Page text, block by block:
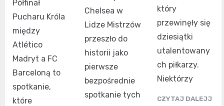
Półfinał
Pucharu Króla
między
Atlético
Madryt a FC
Barceloną to
spotkanie,
które
Chelsea w
Lidze Mistrzów
przeszło do
historii jako
pierwsze
bezpośrednie
spotkanie tych
który
przewinęły się
dziesiątki
utalentowany
ch piłkarzy.
Niektórzy
CZYTAJ DALEJJ